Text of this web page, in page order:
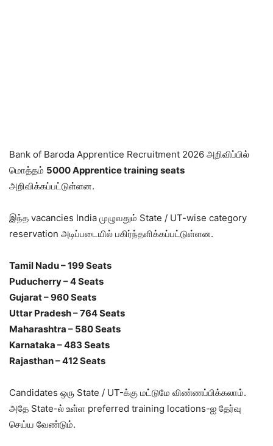
Bank of Baroda Apprentice Recruitment 2026 அறிவிப்பில்
மொத்தம் 5000 Apprentice training seats
அறிவிக்கப்பட்டுள்ளன.
இந்த vacancies India முழுவதும் State / UT-wise category
reservation அடிப்படையில் பகிர்ந்தளிக்கப்பட்டுள்ளன.
Tamil Nadu – 199 Seats
Puducherry – 4 Seats
Gujarat – 960 Seats
Uttar Pradesh – 764 Seats
Maharashtra – 580 Seats
Karnataka – 483 Seats
Rajasthan – 412 Seats
Candidates ஒரு State / UT-க்கு மட்டுமே விண்ணப்பிக்கலாம்.
அதே State-ல் உள்ள preferred training locations-ஐ தேர்வு
செய்ய வேண்டும்.